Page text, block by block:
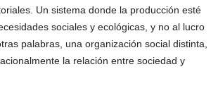
Un sistema donde la producción esté
sociales y ecológicas, y no al lucro
palabras, una organización social distinta,
la relación entre sociedad y